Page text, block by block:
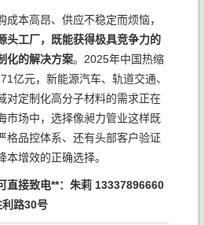
本高昂、供应不稳定而烦恼，
头工厂，既能获得极具竞争力的
化的解决方案。2025年中国热缩
亿元，新能源汽车、轨道交通、
对定制化高分子材料的需求正在
市场中，选择像昶力管业这样既
格品控体系、还有头部客户验证
增效的正确选择。
直接致电**：朱莉 13337896660
路30号